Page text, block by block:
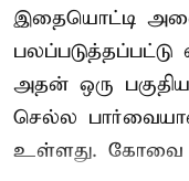
இதையொட்டி
பலப்படுத்தப்பட்டு
அதன் ஒரு
செல்ல
உள்ளது. கோவை